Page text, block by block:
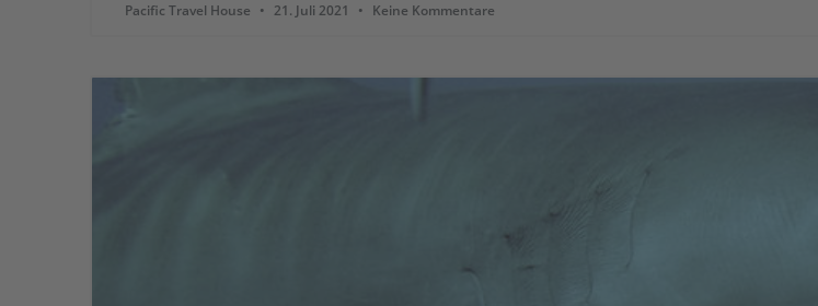
Pacific Travel House 21. Juli 2021 Keine Kommentare